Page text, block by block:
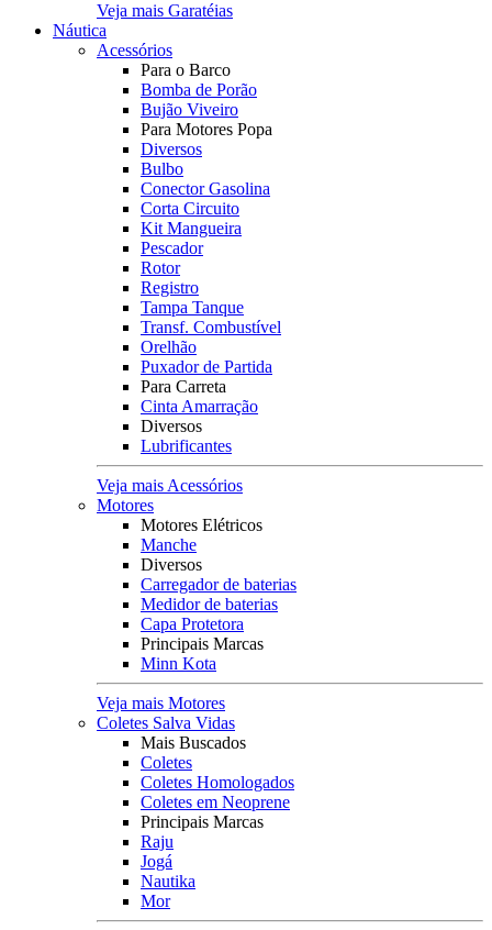
Veja mais Garatéias
Náutica
Acessórios
Para o Barco
Bomba de Porão
Bujão Viveiro
Para Motores Popa
Diversos
Bulbo
Conector Gasolina
Corta Circuito
Kit Mangueira
Pescador
Rotor
Registro
Tampa Tanque
Transf. Combustível
Orelhão
Puxador de Partida
Para Carreta
Cinta Amarração
Diversos
Lubrificantes
Veja mais Acessórios
Motores
Motores Elétricos
Manche
Diversos
Carregador de baterias
Medidor de baterias
Capa Protetora
Principais Marcas
Minn Kota
Veja mais Motores
Coletes Salva Vidas
Mais Buscados
Coletes
Coletes Homologados
Coletes em Neoprene
Principais Marcas
Raju
Jogá
Nautika
Mor